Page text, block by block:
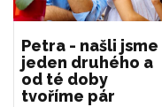
Petra - našli jsme
jeden druhého a
od té doby
tvoříme pár